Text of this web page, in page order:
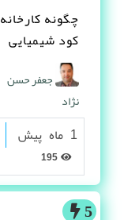
چگونه کارخانه
کود شیمیایی
تاسیس کنم ؟
جعفر حسن
نژاد
1 ماه پیش
5